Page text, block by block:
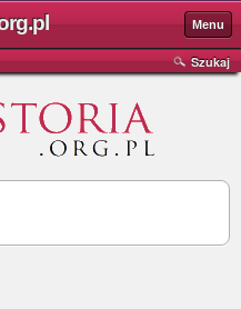
Menu
Szukaj